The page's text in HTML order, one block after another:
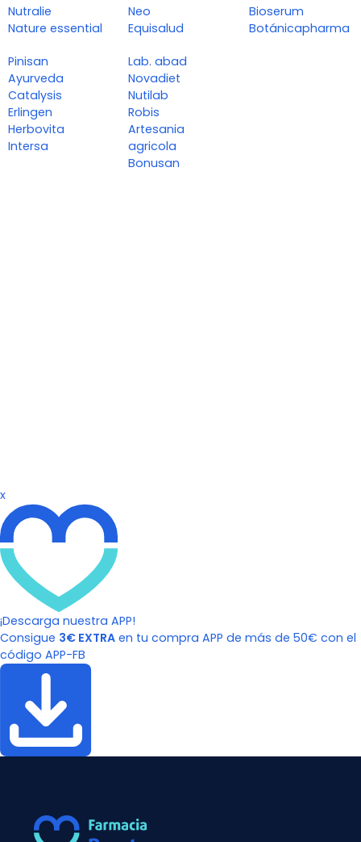
Nutralie
Nature essential
Neo
Equisalud
Bioserum
Botánicapharma
Pinisan
Ayurveda
Catalysis
Erlingen
Herbovita
Intersa
Lab. abad
Novadiet
Nutilab
Robis
Artesania
agricola
Bonusan
x
¡Descarga nuestra APP!
Consigue 3€ EXTRA en tu compra APP de más de 50€ con el
código APP-FB